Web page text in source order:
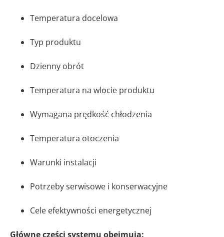
Temperatura docelowa
Typ produktu
Dzienny obrót
Temperatura na wlocie produktu
Wymagana prędkość chłodzenia
Temperatura otoczenia
Warunki instalacji
Potrzeby serwisowe i konserwacyjne
Cele efektywności energetycznej
Główne części systemu obejmują: